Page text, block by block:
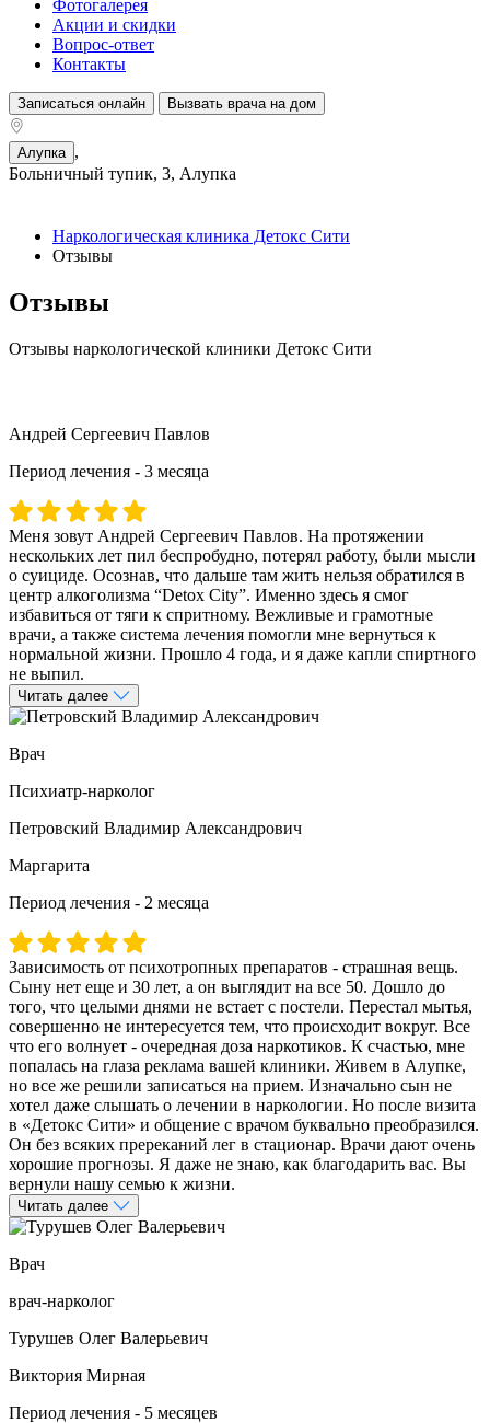
Фотогалерея
Акции и скидки
Вопрос-ответ
Контакты
Записаться онлайн Вызвать врача на дом
Алупка ,
Больничный тупик, 3, Алупка
Наркологическая клиника Детокс Сити
Отзывы
Отзывы
Отзывы наркологической клиники Детокс Сити
Андрей Сергеевич Павлов
Период лечения - 3 месяца
Меня зовут Андрей Сергеевич Павлов. На протяжении
нескольких лет пил беспробудно, потерял работу, были мысли
о суициде. Осознав, что дальше там жить нельзя обратился в
центр алкоголизма “Detox City”. Именно здесь я смог
избавиться от тяги к спритному. Вежливые и грамотные
врачи, а также система лечения помогли мне вернуться к
нормальной жизни. Прошло 4 года, и я даже капли спиртного
не выпил.
Читать далее
Врач
Психиатр-нарколог
Петровский Владимир Александрович
Маргарита
Период лечения - 2 месяца
Зависимость от психотропных препаратов - страшная вещь.
Сыну нет еще и 30 лет, а он выглядит на все 50. Дошло до
того, что целыми днями не встает с постели. Перестал мытья,
совершенно не интересуется тем, что происходит вокруг. Все
что его волнует - очередная доза наркотиков. К счастью, мне
попалась на глаза реклама вашей клиники. Живем в Алупке,
но все же решили записаться на прием. Изначально сын не
хотел даже слышать о лечении в наркологии. Но после визита
в «Детокс Сити» и общение с врачом буквально преобразился.
Он без всяких пререканий лег в стационар. Врачи дают очень
хорошие прогнозы. Я даже не знаю, как благодарить вас. Вы
вернули нашу семью к жизни.
Читать далее
Врач
врач-нарколог
Турушев Олег Валерьевич
Виктория Мирная
Период лечения - 5 месяцев